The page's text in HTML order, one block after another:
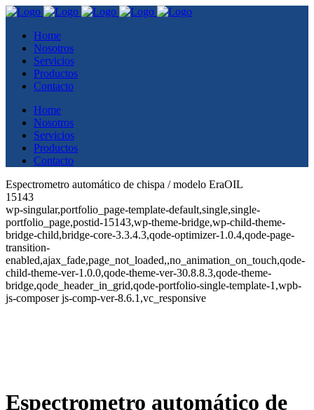
Home
Nosotros
Servicios
Productos
Contacto
Home
Nosotros
Servicios
Productos
Contacto
Espectrometro automático de chispa / modelo EraOIL
15143
wp-singular,portfolio_page-template-default,single,single-
portfolio_page,postid-15143,wp-theme-bridge,wp-child-theme-
bridge-child,bridge-core-3.3.4.3,qode-optimizer-1.0.4,qode-page-
transition-
enabled,ajax_fade,page_not_loaded,,no_animation_on_touch,qode-
child-theme-ver-1.0.0,qode-theme-ver-30.8.8.3,qode-theme-
bridge,qode_header_in_grid,qode-portfolio-single-template-1,wpb-
js-composer js-comp-ver-8.6.1,vc_responsive
Espectrometro automático de